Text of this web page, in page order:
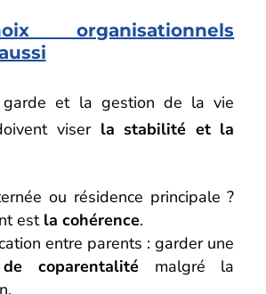
organisationnels
et la gestion de la vie
viser la stabilité et la
ou résidence principale ?
est la cohérence.
entre parents : garder une
coparentalité malgré la